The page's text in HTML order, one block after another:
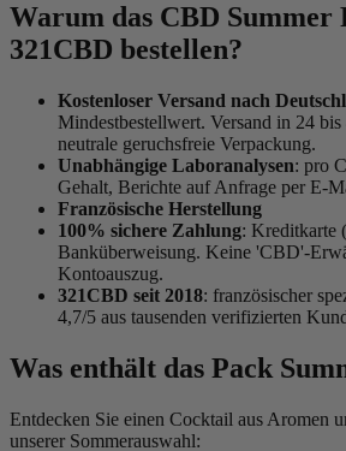
Warum das CBD Summer
321CBD bestellen?
Kostenloser Versand nach
Mindestbestellwert. Versand in 24 bis
neutrale geruchsfreie Verpackung.
Unabhängige Laboranalysen: pro
Gehalt, Berichte auf Anfrage per E-
Französische Herstellung
100% sichere Zahlung: Kreditkarte
Banküberweisung. Keine 'CBD'-
Kontoauszug.
321CBD seit 2018: französischer
4,7/5 aus tausenden verifizierten
Was enthält das Pack
Entdecken Sie einen Cocktail aus Aromen
unserer Sommerauswahl: